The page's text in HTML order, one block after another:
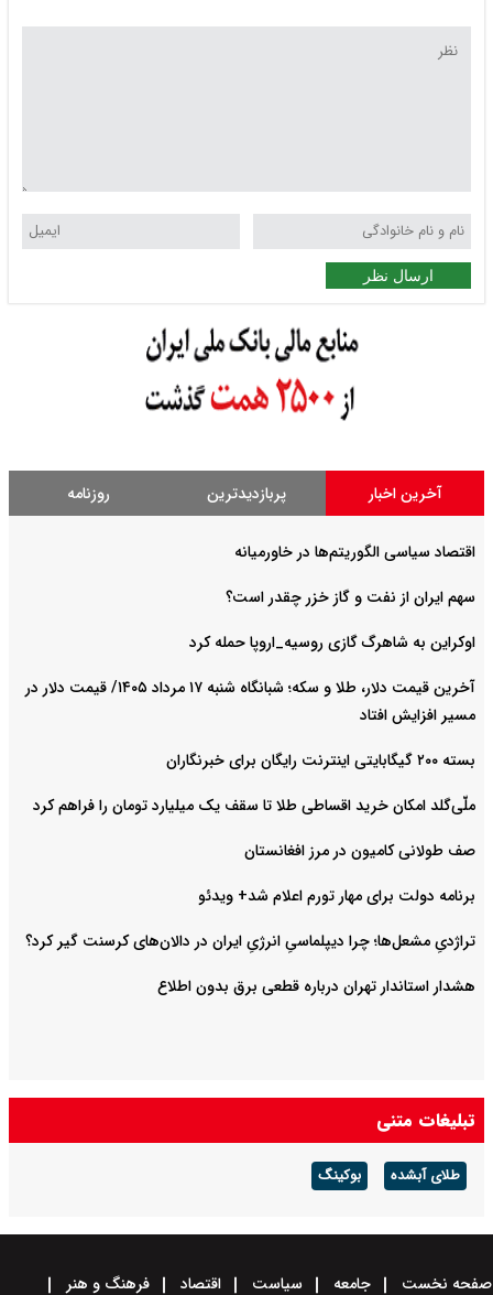
ارسال نظر
آخرین اخبار پربازدیدترین روزنامه
اقتصاد سیاسی الگوریتم‌ها در خاورمیانه
سهم ایران از نفت و گاز خزر چقدر است؟
اوکراین به شاهرگ گازی روسیه_اروپا حمله کرد
آخرین قیمت دلار، طلا و سکه؛ شبانگاه شنبه ۱۷ مرداد ۱۴۰۵/ قیمت دلار در
مسیر افزایش افتاد
بسته ۲۰۰ گیگابایتی اینترنت رایگان برای خبرنگاران
ملّی‌گلد امکان خرید اقساطی طلا تا سقف یک میلیارد تومان را فراهم کرد
صف طولانی کامیون در مرز افغانستان
برنامه دولت برای مهار تورم اعلام شد+ ویدئو
تراژدیِ مشعل‌ها؛ چرا دیپلماسیِ انرژیِ ایران در دالان‌های کرسنت گیر کرد؟
هشدار استاندار تهران درباره قطعی برق بدون اطلاع
تبلیغات متنی
طلای آبشده بوکینگ
صفحه نخست جامعه سیاست اقتصاد فرهنگ و هنر